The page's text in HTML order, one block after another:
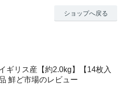
ショップへ戻る
ギリス産【約2.0kg】【14枚入
鮮ど市場のレビュー